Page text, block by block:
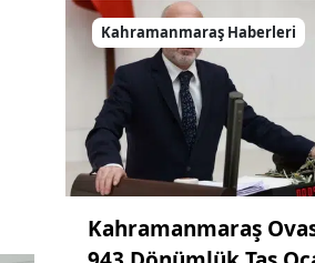
Kahramanmaraş Haberleri
Kahramanmaraş